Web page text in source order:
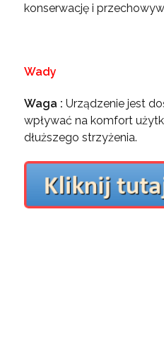
konserwację i
Wady
Waga : Urządzenie jest
wpływać na komfort
dłuższego strzyżenia.